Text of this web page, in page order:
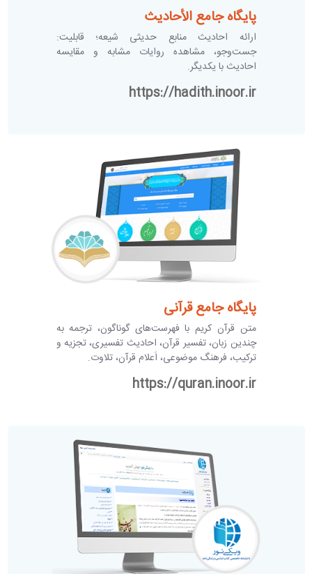
پایگاه جامع الأحادیث
ارائه احادیث منابع حدیثی شیعه؛ قابلیت:
جست‌وجو، مشاهده روایات مشابه و مقایسه
احادیث با یکدیگر.
https://hadith.inoor.ir
پایگاه جامع قرآنی
متن قرآن کریم با فهرست‌های گوناگون، ترجمه به
چندین زبان، تفسیر قرآن، احادیث تفسیری، تجزیه و
ترکیب، فرهنگ موضوعی، اَعلام قرآن، تلاوت.
https://quran.inoor.ir